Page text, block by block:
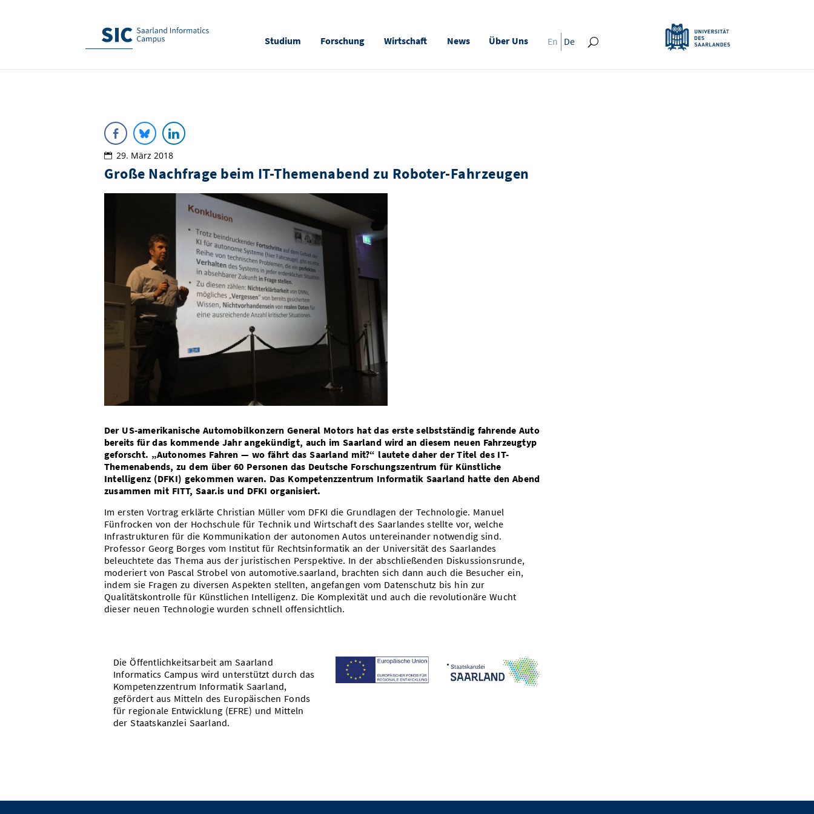
Studium Forschung Wirtschaft News Über Uns En De
29. März 2018
Große Nachfrage beim IT-Themenabend zu Roboter-Fahrzeugen
Der US-amerikanische Automobilkonzern General Motors hat das erste selbstständig fahrende Auto
bereits für das kommende Jahr angekündigt, auch im Saarland wird an diesem neuen Fahrzeugtyp
geforscht. „Autonomes Fahren — wo fährt das Saarland mit?“ lautete daher der Titel des IT-
Themenabends, zu dem über 60 Personen das Deutsche Forschungszentrum für Künstliche
Intelligenz (DFKI) gekommen waren. Das Kompetenzzentrum Informatik Saarland hatte den Abend
zusammen mit FITT, Saar.is und DFKI organisiert.
Im ersten Vortrag erklärte Christian Müller vom DFKI die Grundlagen der Technologie. Manuel
Fünfrocken von der Hochschule für Technik und Wirtschaft des Saarlandes stellte vor, welche
Infrastrukturen für die Kommunikation der autonomen Autos untereinander notwendig sind.
Professor Georg Borges vom Institut für Rechtsinformatik an der Universität des Saarlandes
beleuchtete das Thema aus der juristischen Perspektive. In der abschließenden Diskussionsrunde,
moderiert von Pascal Strobel von automotive.saarland, brachten sich dann auch die Besucher ein,
indem sie Fragen zu diversen Aspekten stellten, angefangen vom Datenschutz bis hin zur
Qualitätskontrolle für Künstlichen Intelligenz. Die Komplexität und auch die revolutionäre Wucht
dieser neuen Technologie wurden schnell offensichtlich.
Die Öffentlichkeitsarbeit am Saarland
Informatics Campus wird unterstützt durch das
Kompetenzzentrum Informatik Saarland,
gefördert aus Mitteln des Europäischen Fonds
für regionale Entwicklung (EFRE) und Mitteln
der Staatskanzlei Saarland.